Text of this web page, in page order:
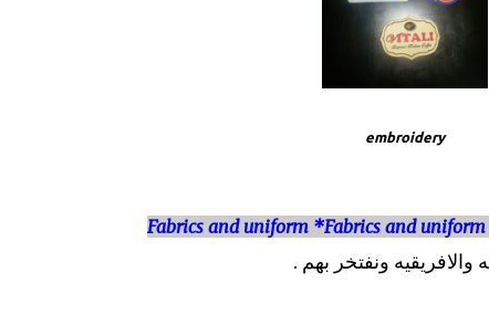
embroidery
Fabrics and uniform *Fabrics and
والافريقيه ونفتخر بهم .